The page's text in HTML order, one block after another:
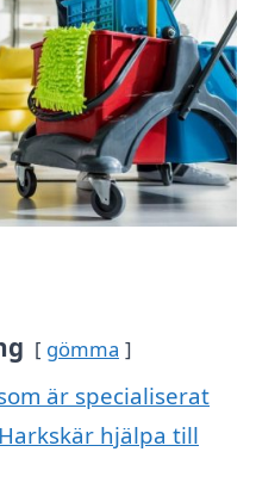
gömma
är specialiserat
hjälpa till